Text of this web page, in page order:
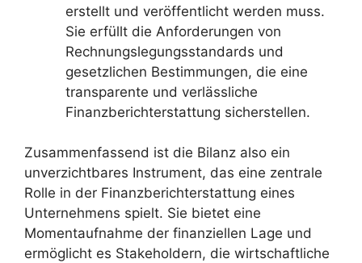
erstellt und veröffentlicht werden muss.
Sie erfüllt die Anforderungen von
Rechnungslegungsstandards und
gesetzlichen Bestimmungen, die eine
transparente und verlässliche
Finanzberichterstattung sicherstellen.
Zusammenfassend ist die Bilanz also ein
unverzichtbares Instrument, das eine zentrale
Rolle in der Finanzberichterstattung eines
Unternehmens spielt. Sie bietet eine
Momentaufnahme der finanziellen Lage und
ermöglicht es Stakeholdern, die wirtschaftliche